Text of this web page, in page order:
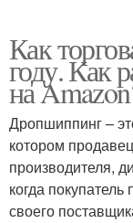
Как
году. Как
на
Дропшиппинг –
котором
производителя,
когда
своего